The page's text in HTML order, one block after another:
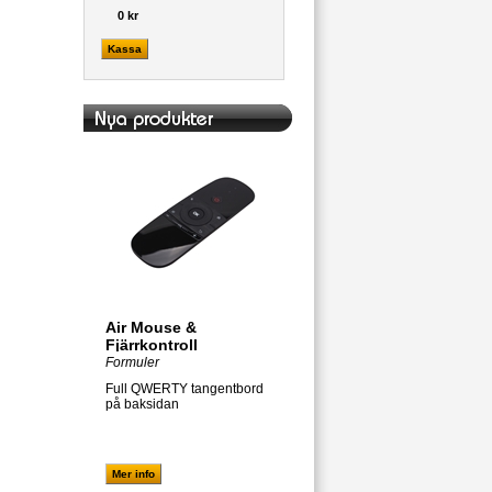
0 kr
Kassa
Air Mouse &
Fjärrkontroll
Formuler
Full QWERTY tangentbord
på baksidan
Mer info